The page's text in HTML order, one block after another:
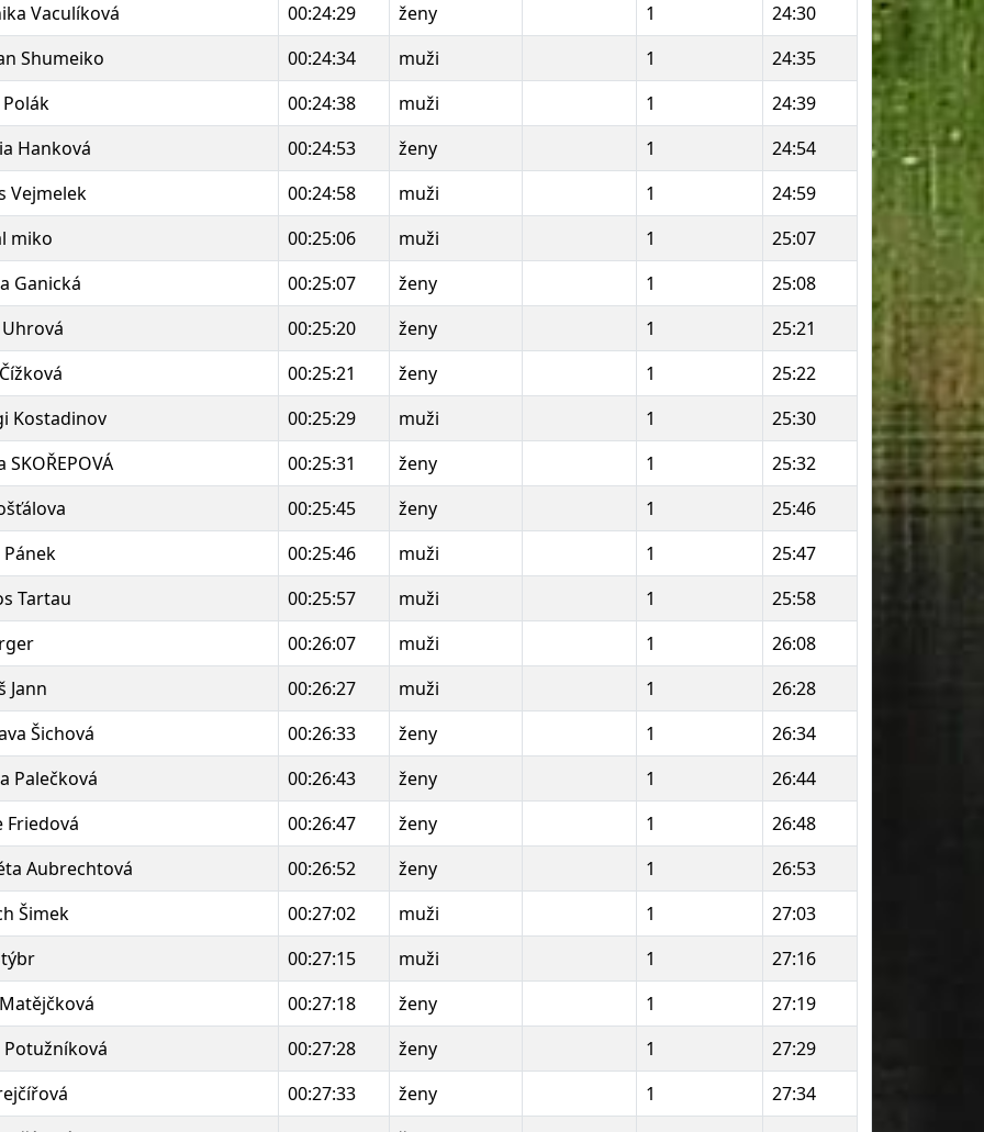
Vaculíková
00:24:29 ženy 1
24:30
Shumeiko
00:24:34 muži 1
24:35
00:24:38 muži 1
24:39
Hanková
00:24:53 ženy 1
24:54
Vejmelek
00:24:58 muži 1
24:59
miko
00:25:06 muži 1
25:07
Ganická
00:25:07 ženy 1
25:08
00:25:20 ženy 1
25:21
00:25:21 ženy 1
25:22
Kostadinov
00:25:29 muži 1
25:30
SKOŘEPOVÁ
00:25:31 ženy 1
25:32
00:25:45 ženy 1
25:46
00:25:46 muži 1
25:47
Tartau
00:25:57 muži 1
25:58
00:26:07 muži 1
26:08
Jann
00:26:27 muži 1
26:28
Šichová
00:26:33 ženy 1
26:34
Palečková
00:26:43 ženy 1
26:44
Friedová
00:26:47 ženy 1
26:48
Aubrechtová
00:26:52 ženy 1
26:53
Šimek
00:27:02 muži 1
27:03
00:27:15 muži 1
27:16
00:27:18 ženy 1
27:19
00:27:28 ženy 1
27:29
00:27:33 ženy 1
27:34